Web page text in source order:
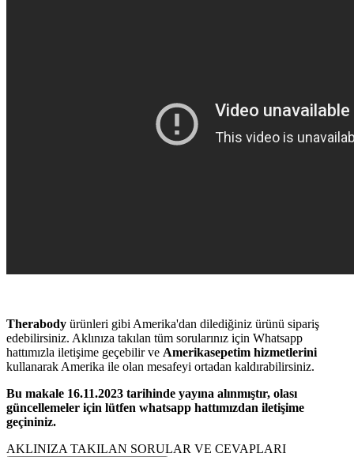
Therabody ürünleri gibi Amerika'dan dilediğiniz ürünü sipariş
edebilirsiniz. Aklınıza takılan tüm sorularınız için Whatsapp
hattımızla iletişime geçebilir ve Amerikasepetim hizmetlerini
kullanarak Amerika ile olan mesafeyi ortadan kaldırabilirsiniz.
Bu makale 16.11.2023 tarihinde yayına alınmıştır, olası
güncellemeler için lütfen whatsapp hattımızdan iletişime
geçininiz.
AKLINIZA TAKILAN SORULAR VE CEVAPLARI